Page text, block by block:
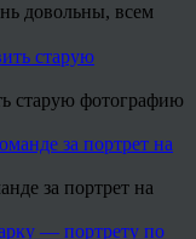
довольны, всем
старую фотографию
за портрет на